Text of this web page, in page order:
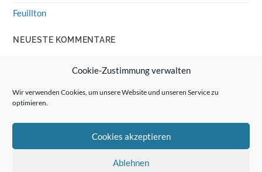
Cookie-Zustimmung verwalten
Wir verwenden Cookies, um unsere Website und unseren Service zu
optimieren.
Cookies akzeptieren
Ablehnen
Feuillton
NEUESTE KOMMENTARE
Wolff von Rechenberg
Linux Mint: Google Drive integrieren
HiFi-Klassiker: Celestion 3